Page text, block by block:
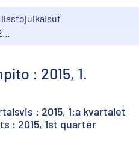
: 2015, 1.
: 2015, 1:a kvartalet
: 2015, 1st quarter